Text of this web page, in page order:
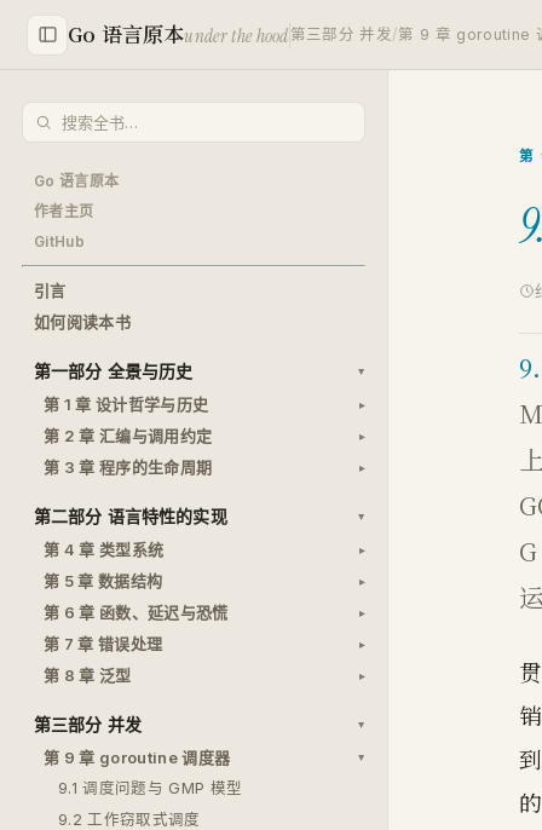
Go 语言原本under the hood 第三部分 并发/第 9 章 goroutine
Go 语言原本
作者主页
GitHub
引言
如何阅读本书
第一部分 全景与历史
第 1 章 设计哲学与历史
第 2 章 汇编与调用约定
第 3 章 程序的生命周期
第二部分 语言特性的实现
第 4 章 类型系统
第 5 章 数据结构
第 6 章 函数、延迟与恐慌
第 7 章 错误处理
第 8 章 泛型
第三部分 并发
第 9 章 goroutine 调度器
9.1 调度问题与 GMP 模型
9.2 工作窃取式调度
第